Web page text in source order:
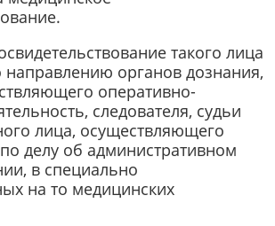
такого лица
направлению органов дознания,
оперативно-
следователя, судьи
лица, осуществляющего
делу об административном
в специально
на то медицинских